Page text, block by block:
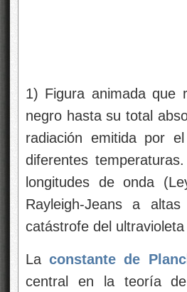
1) Figura animada que
negro hasta su total
radiación emitida por
diferentes
longitudes de onda
Rayleigh-Jeans a
catástrofe del ultravioleta
Laconstante de
central en la teoría